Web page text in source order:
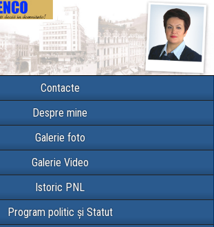
Contacte
Despre mine
Galerie foto
Galerie Video
Istoric PNL
Program politic și Statut